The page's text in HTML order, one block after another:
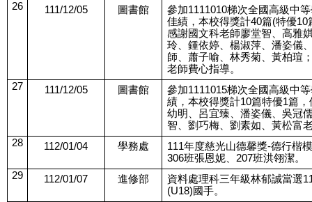
26
111/12/05 圖書館
參加1111010梯次全國高級中
佳績，本校得獎計40篇(特優
感謝國文科老師廖堂智、高雅
玲、鍾依婷、楊淑萍、潘姿儀
師、蕭子喻、林秀菊、黃柏瑄
老師費心指導。
27
111/12/05 圖書館
參加1111015梯次全國高級中
績，本校得獎計10篇特優1篇
幼明、呂宜臻、潘姿儀、吳冠
智、劉巧梅、劉素如、黃松富
28
112/01/04 學務處
111年度慈光山德馨獎-德行楷
306班張恩妮、207班洪翎潔。
29
112/01/07 進修部
資料處理科三年級林郁誠當選
(U18)國手。